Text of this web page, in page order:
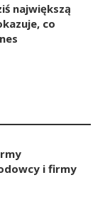
największą
co
i firmy